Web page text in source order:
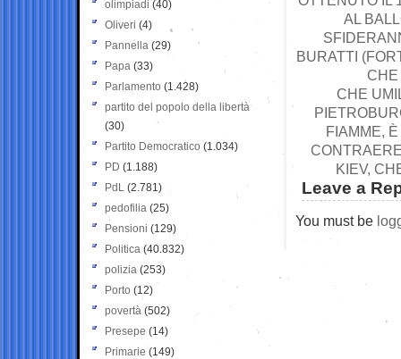
AL
BURATTI
CHE
CHE
FIAMME,
KIEV,
Leave a
You must be
olimpiadi (40)
Oliveri (4)
Pannella (29)
Papa (33)
Parlamento (1.428)
partito del popolo della libertà
(30)
Partito Democratico (1.034)
PD (1.188)
PdL (2.781)
pedofilia (25)
Pensioni (129)
Politica (40.832)
polizia (253)
Porto (12)
povertà (502)
Presepe (14)
Primarie (149)